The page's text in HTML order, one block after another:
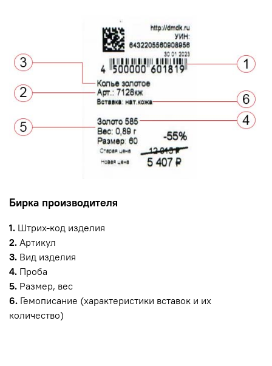
Бирка производителя
1. Штрих-код изделия
2. Артикул
3. Вид изделия
4. Проба
5. Размер, вес
6. Гемописание (характеристики вставок и их
количество)